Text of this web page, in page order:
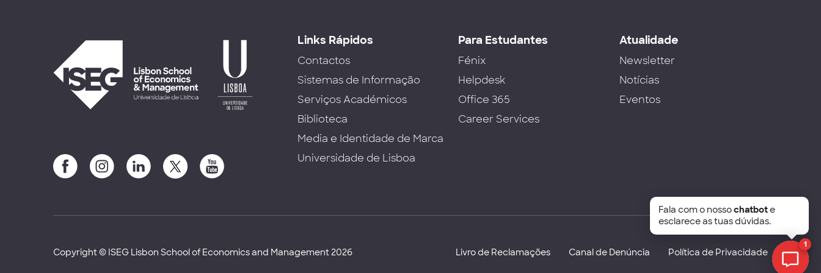
Links Rápidos
Contactos
Sistemas de Informação
Serviços Académicos
Biblioteca
Media e Identidade de Marca
Universidade de Lisboa
Para Estudantes
Fénix
Helpdesk
Office 365
Career Services
Atualidade
Newsletter
Notícias
Eventos
Copyright © ISEG Lisbon School of Economics and Management 2026 Livro de Reclamações Canal de Denúncia Política de Privacidade
1
Fala com o nossochatbote
esclarece as tuas dúvidas.